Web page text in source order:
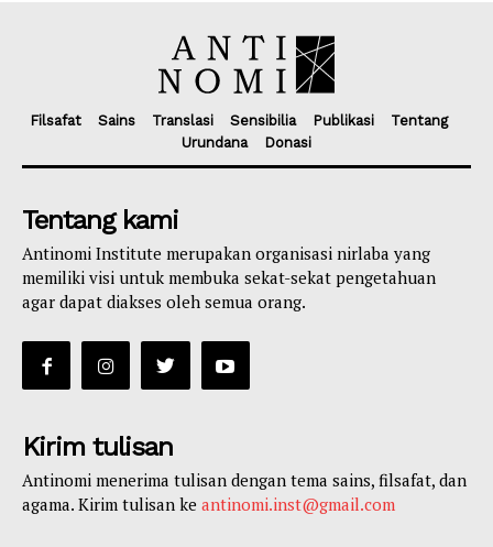
Filsafat Sains Translasi Sensibilia Publikasi
Tentang
Urundana
Donasi
Tentang kami
Antinomi Institute merupakan organisasi nirlaba yang
memiliki visi untuk membuka sekat-sekat pengetahuan
agar dapat diakses oleh semua orang.
Kirim tulisan
Antinomi menerima tulisan dengan tema sains, filsafat, dan
agama. Kirim tulisan ke antinomi.inst@gmail.com